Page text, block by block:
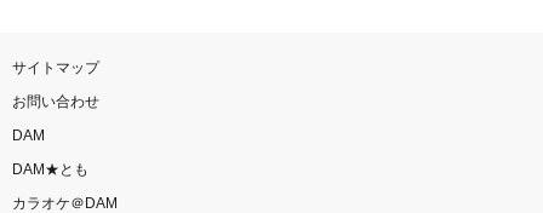
サイトマップ
お問い合わせ
DAM
DAM★とも
カラオケ＠DAM